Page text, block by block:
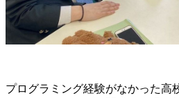
プログラミング経験がなかった高